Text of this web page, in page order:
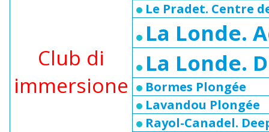
Club di
immersione
Le Pradet. Centre
La Londe.
La Londe.
Bormes Plongée
Lavandou Plongée
Rayol-Canadel.